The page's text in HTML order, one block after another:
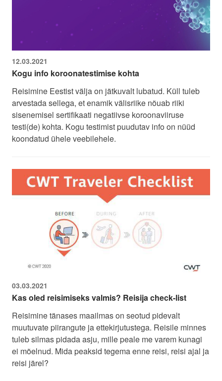
12.03.2021
Kogu info koroonatestimise kohta
Reisimine Eestist välja on jätkuvalt lubatud. Küll tuleb
arvestada sellega, et enamik välisriike nõuab riiki
sisenemisel sertifikaati negatiivse koroonaviiruse
testi(de) kohta. Kogu testimist puudutav info on nüüd
koondatud ühele veebilehele.
03.03.2021
Kas oled reisimiseks valmis? Reisija check-list
Reisimine tänases maailmas on seotud pidevalt
muutuvate piirangute ja ettekirjutustega. Reisile minnes
tuleb silmas pidada asju, mille peale me varem kunagi
ei mõelnud. Mida peaksid tegema enne reisi, reisi ajal ja
reisi järel?